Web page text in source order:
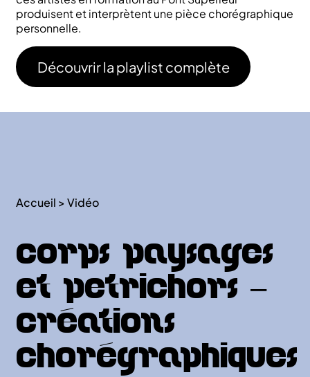
produisent et interprètent une pièce chorégraphique
personnelle.
Découvrir la playlist complète
Accueil >Vidéo
Corps Paysages
et Petrichors –
créations
chorégraphiques